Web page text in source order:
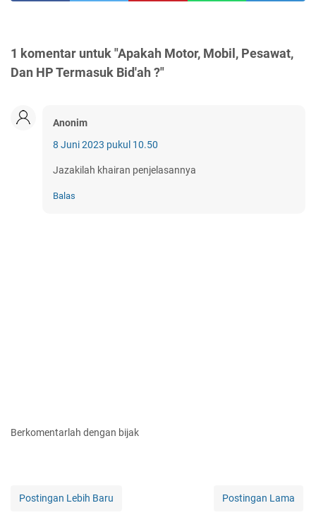
1 komentar untuk "Apakah Motor, Mobil, Pesawat,
Dan HP Termasuk Bid'ah ?"
Anonim
8 Juni 2023 pukul 10.50
Jazakilah khairan penjelasannya
Balas
Berkomentarlah dengan bijak
Postingan Lebih Baru Postingan Lama